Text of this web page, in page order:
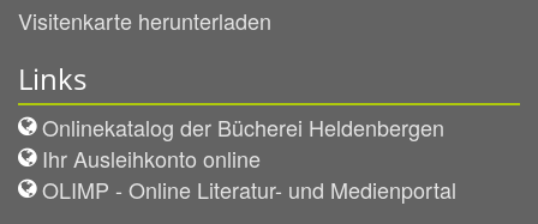
Visitenkarte herunterladen
Links
Onlinekatalog der Bücherei Heldenbergen
Ihr Ausleihkonto online
OLIMP - Online Literatur- und Medienportal